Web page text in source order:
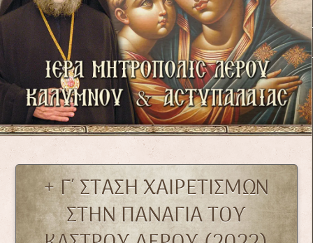
+ Γ΄ ΣΤΑΣΗ ΧΑΙΡΕΤΙΣΜΩΝ
ΣΤΗΝ ΠΑΝΑΓΙΑ ΤΟΥ